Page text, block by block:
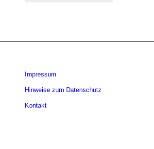
Impressum
Hinweise zum Datenschutz
Kontakt